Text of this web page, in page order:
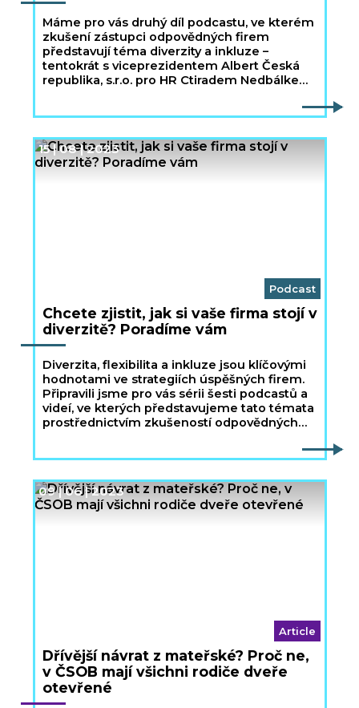
Máme pro vás druhý díl podcastu, ve kterém
zkušení zástupci odpovědných firem
představují téma diverzity a inkluze –
tentokrát s viceprezidentem Albert Česká
republika, s.r.o. pro HR Ctiradem Nedbálkem,
Podcast
Chcete zjistit, jak si vaše firma stojí v
diverzitě? Poradíme vám
15 | 08 | 2023
Diverzita, flexibilita a inkluze jsou klíčovými
hodnotami ve strategiích úspěšných firem.
Připravili jsme pro vás sérii šesti podcastů a
videí, ve kterých představujeme tato témata
prostřednictvím zkušeností odpovědných
Article
Dřívější návrat z mateřské? Proč ne,
v ČSOB mají všichni rodiče dveře
otevřené
09 | 06 | 2023